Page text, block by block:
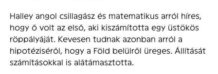
Halley angol csillagász és matematikus arról híres,
hogy ő volt az első, aki kiszámította egy üstökös
röppályáját. Kevesen tudnak azonban arról a
hipotéziséről, hogy a Föld belülről üreges. Állítását
számításokkal is alátámasztotta.